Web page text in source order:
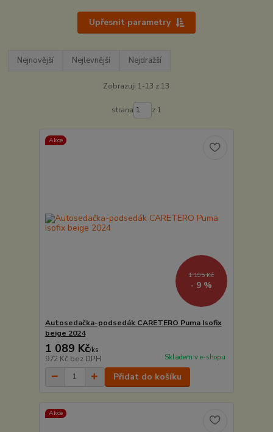
Upřesnit parametry
Nejnovější Nejlevnější Nejdražší
Zobrazuji 1-13 z 13
strana z 1
Akce
1 195 Kč
- 9 %
Autosedačka-podsedák CARETERO Puma Isofix
beige 2024
1 089 Kč/ks
972 Kč bez DPH Skladem v e-shopu
Přidat do košíku
Akce